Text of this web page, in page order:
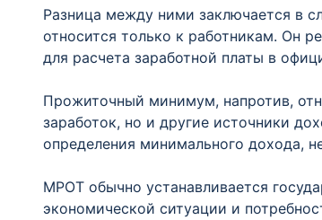
Разница между ними заключается в
относится только к работникам. Он
для расчета заработной платы в
Прожиточный минимум, напротив,
заработок, но и другие источники
определения минимального дохода,
МРОТ обычно устанавливается
экономической ситуации и